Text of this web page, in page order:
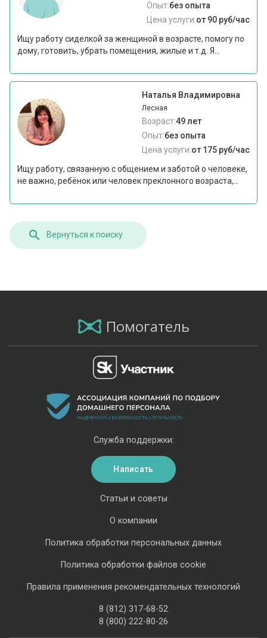
Опыт:без опыта
Цена услуги:от 90 руб/час
Ищу работу сиделкой за женщиной в возрасте, помогу по
дому, готовить, убрать помещения, жилые и т.д. Я...
Наталья Владимировна
Лесная
Возраст:49 лет
Опыт:без опыта
Цена услуги:от 175 руб/час
Ищу работу, связанную с общением и заботой о человеке,
не важно, ребёнок или человек преклонного возраста,...
Вернуться к поиску
Помогатель
Статьи и советы
О компании
Политика обработки персональных данных
Политика обработки файлов cookie
Правила применения рекомендательных технологий
8 (812) 317-68-52
8 (800) 222-80-26
Служба поддержки:
Написать